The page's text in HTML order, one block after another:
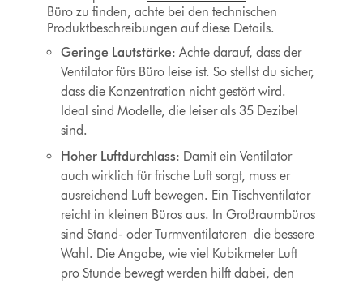
Büro zu finden, achte bei den technischen
Produktbeschreibungen auf diese Details.
Geringe Lautstärke: Achte darauf, dass der
Ventilator fürs Büro leise ist. So stellst du sicher,
dass die Konzentration nicht gestört wird.
Ideal sind Modelle, die leiser als 35 Dezibel
sind.
Hoher Luftdurchlass: Damit ein Ventilator
auch wirklich für frische Luft sorgt, muss er
ausreichend Luft bewegen. Ein Tischventilator
reicht in kleinen Büros aus. In Großraumbüros
sindStand- oder Turmventilatoren die bessere
Wahl. Die Angabe, wie viel Kubikmeter Luft
pro Stunde bewegt werden hilft dabei, den